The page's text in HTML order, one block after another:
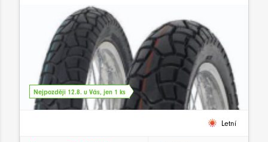
Nejpozději 12.8. u Vás, jen 1 ks
Letní